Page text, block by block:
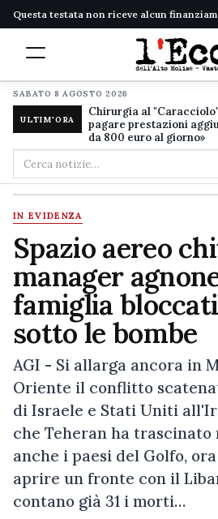
Questa testata non riceve alcun
SABATO 8 AGOSTO 2026
ULTIM'ORA
Chirurgia al
pagare prestazioni
da 800 euro al giorno»
Cerca
nel
sito
IN EVIDENZA
Spazio aereo
manager
famiglia
sotto le bombe
AGI - Si allarga ancora in
Oriente il conflitto
di Israele e Stati Uniti
che Teheran ha trascinato
anche i paesi del Golfo,
aprire un fronte con il
contano già 31 i morti…